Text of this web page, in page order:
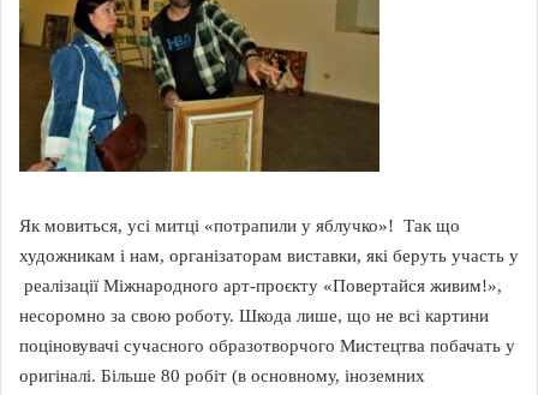
Як мовиться, усі митці «потрапили у яблучко»! Так що
художникам і нам, організаторам виставки, які беруть участь у
реалізації Міжнародного арт-проєкту «Повертайся живим!»,
несоромно за свою роботу. Шкода лише, що не всі картини
поціновувачі сучасного образотворчого Мистецтва побачать у
оригіналі. Більше 80 робіт (в основному, іноземних